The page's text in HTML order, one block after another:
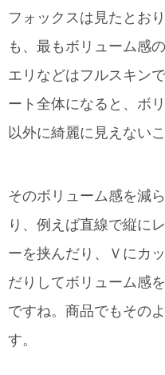
フォックスは見たとお
も、最もボリューム感
エリなどはフルスキン
ート全体になると、ボ
以外に綺麗に見えない
そのボリューム感を減
り、例えば直線で縦に
ーを挟んだり、Ｖにカ
だりしてボリューム感
ですね。商品でもその
す。